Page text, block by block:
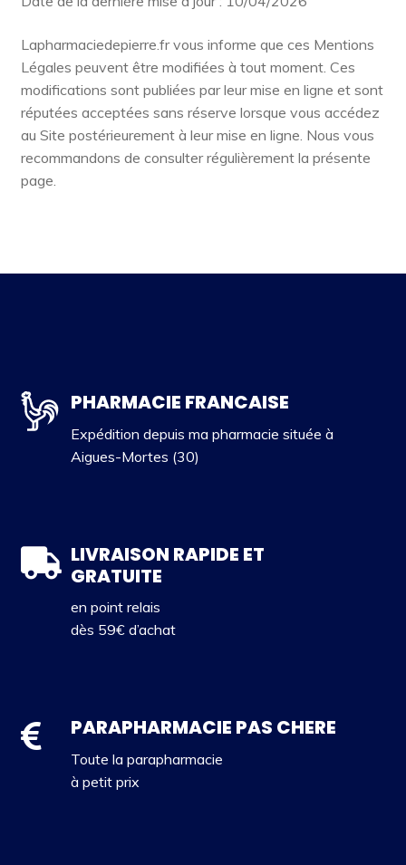
Lapharmaciedepierre.fr vous informe que ces Mentions
Légales peuvent être modifiées à tout moment. Ces
modifications sont publiées par leur mise en ligne et sont
réputées acceptées sans réserve lorsque vous accédez
au Site postérieurement à leur mise en ligne. Nous vous
recommandons de consulter régulièrement la présente
page.
PHARMACIE FRANCAISE
Expédition depuis ma pharmacie située à
Aigues-Mortes (30)
LIVRAISON RAPIDE ET
GRATUITE
en point relais
dès 59€ d’achat
PARAPHARMACIE PAS CHERE
Toute la parapharmacie
à petit prix